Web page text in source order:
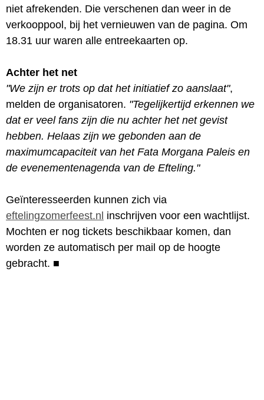
niet afrekenden. Die verschenen dan weer in de
verkooppool, bij het vernieuwen van de pagina. Om
18.31 uur waren alle entreekaarten op.
Achter het net
"We zijn er trots op dat het initiatief zo aanslaat",
melden de organisatoren. "Tegelijkertijd erkennen we
dat er veel fans zijn die nu achter het net gevist
hebben. Helaas zijn we gebonden aan de
maximumcapaciteit van het Fata Morgana Paleis en
de evenementenagenda van de Efteling."
Geïnteresseerden kunnen zich via
eftelingzomerfeest.nl inschrijven voor een wachtlijst.
Mochten er nog tickets beschikbaar komen, dan
worden ze automatisch per mail op de hoogte
gebracht. ■